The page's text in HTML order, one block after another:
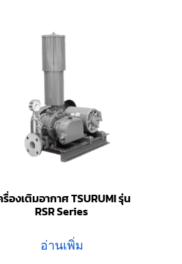
รื่องเติมอากาศ TSURUMI รุ่น
RSR Series
อ่านเพิ่ม